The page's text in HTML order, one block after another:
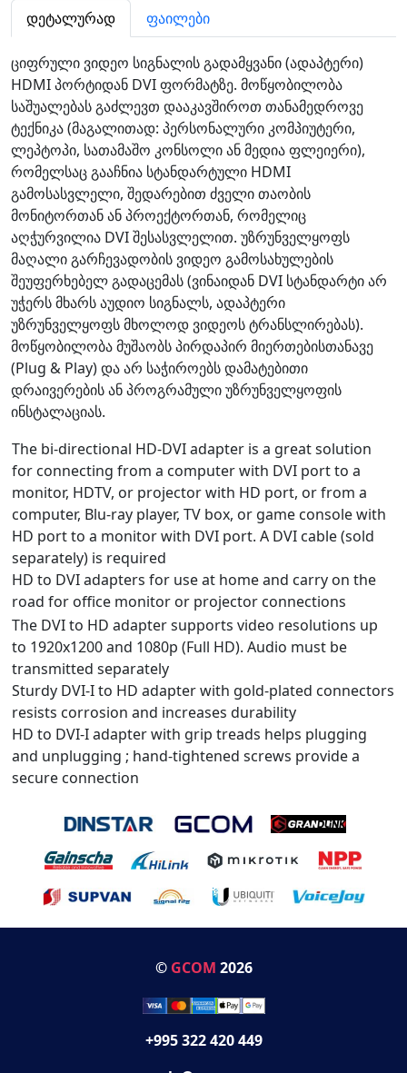
დეტალურად ფაილები
ციფრული ვიდეო სიგნალის გადამყვანი (ადაპტერი)
HDMI პორტიდან DVI ფორმატზე. მოწყობილობა
საშუალებას გაძლევთ დააკავშიროთ თანამედროვე
ტექნიკა (მაგალითად: პერსონალური კომპიუტერი,
ლეპტოპი, სათამაშო კონსოლი ან მედია ფლეიერი),
რომელსაც გააჩნია სტანდარტული HDMI
გამოსასვლელი, შედარებით ძველი თაობის
მონიტორთან ან პროექტორთან, რომელიც
აღჭურვილია DVI შესასვლელით. უზრუნველყოფს
მაღალი გარჩევადობის ვიდეო გამოსახულების
შეუფერხებელ გადაცემას (ვინაიდან DVI სტანდარტი არ
უჭერს მხარს აუდიო სიგნალს, ადაპტერი
უზრუნველყოფს მხოლოდ ვიდეოს ტრანსლირებას).
მოწყობილობა მუშაობს პირდაპირ მიერთებისთანავე
(Plug & Play) და არ საჭიროებს დამატებითი
დრაივერების ან პროგრამული უზრუნველყოფის
ინსტალაციას.
The bi-directional HD-DVI adapter is a great solution
for connecting from a computer with DVI port to a
monitor, HDTV, or projector with HD port, or from a
computer, Blu-ray player, TV box, or game console with
HD port to a monitor with DVI port. A DVI cable (sold
separately) is required
HD to DVI adapters for use at home and carry on the
road for office monitor or projector connections
The DVI to HD adapter supports video resolutions up
to 1920x1200 and 1080p (Full HD). Audio must be
transmitted separately
Sturdy DVI-I to HD adapter with gold-plated connectors
resists corrosion and increases durability
HD to DVI-I adapter with grip treads helps plugging
and unplugging ; hand-tightened screws provide a
secure connection
© GCOM 2026
+995 322 420 449